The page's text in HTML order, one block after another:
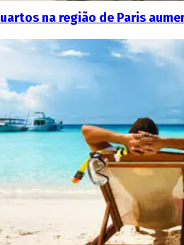
na região de Paris